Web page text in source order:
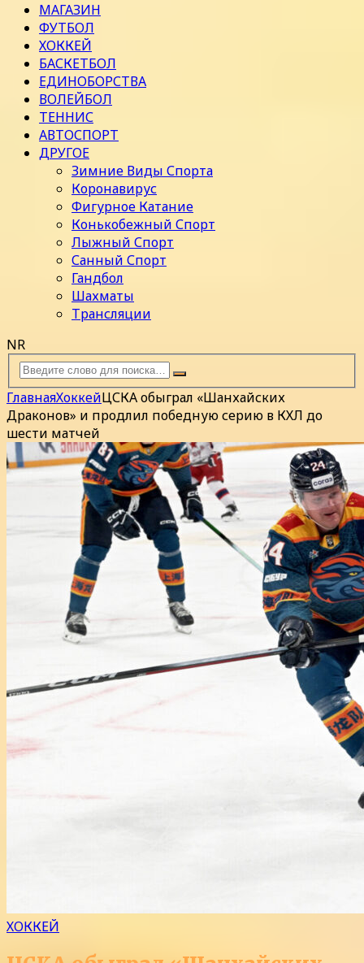
МАГАЗИН
ФУТБОЛ
ХОККЕЙ
БАСКЕТБОЛ
ЕДИНОБОРСТВА
ВОЛЕЙБОЛ
ТЕННИС
АВТОСПОРТ
ДРУГОЕ
Зимние Виды Спорта
Коронавирус
Фигурное Катание
Конькобежный Спорт
Лыжный Спорт
Санный Спорт
Гандбол
Шахматы
Трансляции
NR
ГлавнаяХоккейЦСКА обыграл «Шанхайских
Драконов» и продлил победную серию в КХЛ до
шести матчей
ХОККЕЙ